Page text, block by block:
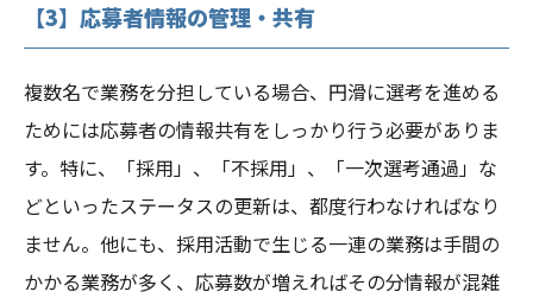
【3】応募者情報の管理・共有
複数名で業務を分担している場合、円滑に選考を進める
ためには応募者の情報共有をしっかり行う必要がありま
す。特に、「採用」、「不採用」、「一次選考通過」な
どといったステータスの更新は、都度行わなければなり
ません。他にも、採用活動で生じる一連の業務は手間の
かかる業務が多く、応募数が増えればその分情報が混雑